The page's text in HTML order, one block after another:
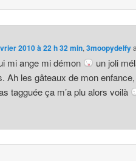
2010 à 22 h 32 min,3moopydelfy
mi ange mi démon un joli
Ah les gâteaux de mon
tagguée ça m’a plu alors voilà